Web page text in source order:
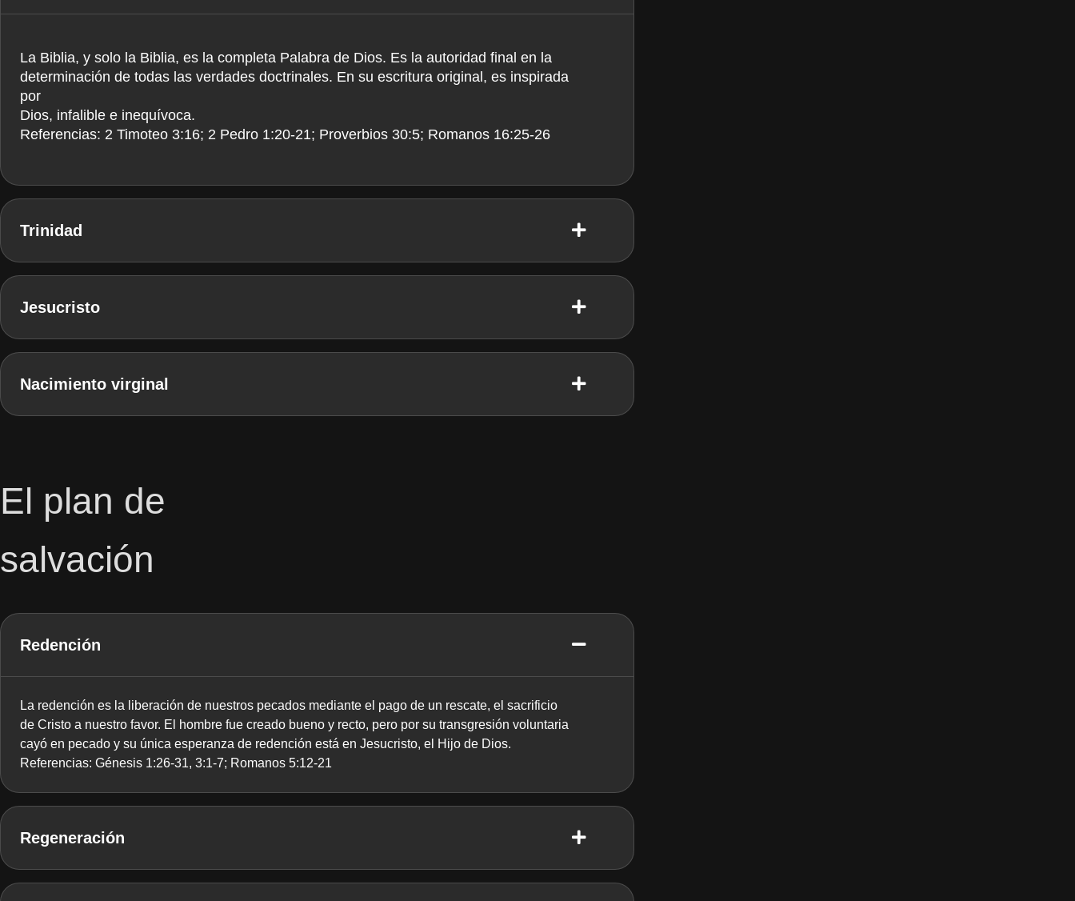
La Biblia, y solo la Biblia, es la completa Palabra de Dios. Es la autoridad final en la
determinación de todas las verdades doctrinales. En su escritura original, es inspirada
por
Dios, infalible e inequívoca.
Referencias: 2 Timoteo 3:16; 2 Pedro 1:20-21; Proverbios 30:5; Romanos 16:25-26
Trinidad
Jesucristo
Nacimiento virginal
El plan de
salvación
Redención
La redención es la liberación de nuestros pecados mediante el pago de un rescate, el sacrificio
de Cristo a nuestro favor. El hombre fue creado bueno y recto, pero por su transgresión voluntaria
cayó en pecado y su única esperanza de redención está en Jesucristo, el Hijo de Dios.
Referencias: Génesis 1:26-31, 3:1-7; Romanos 5:12-21
Regeneración